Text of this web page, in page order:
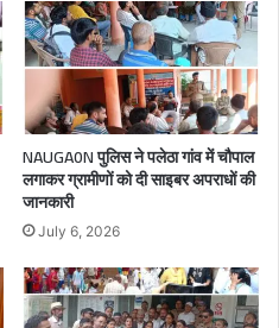
NAUGA0N पुलिस ने पलेठा गांव में चौपाल
लगाकर ग्रामीणों को दी साइबर अपराधों की
जानकारी
July 6, 2026